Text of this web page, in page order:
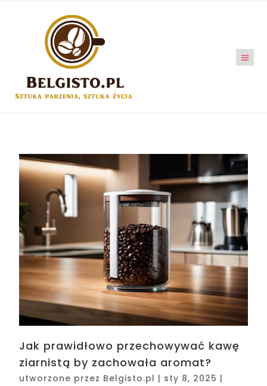
Jak prawidłowo przechowywać kawę
ziarnistą by zachowała aromat?
utworzone przez Belgisto.pl | sty 8, 2025 |